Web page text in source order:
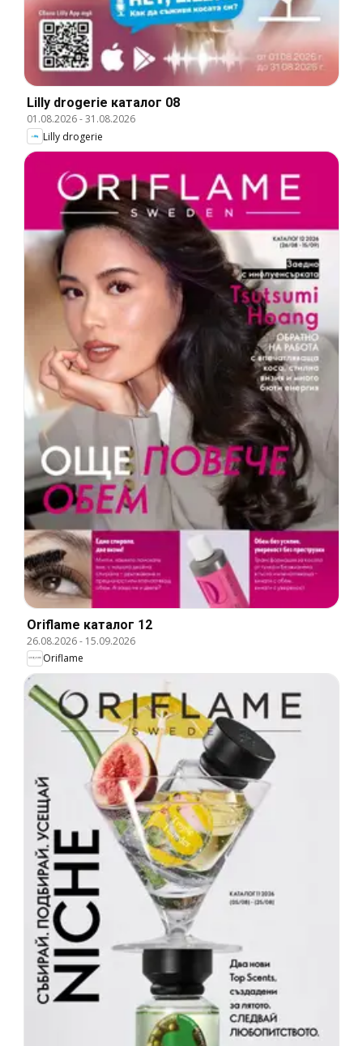
Lilly drogerie каталог 08
01.08.2026-31.08.2026
Lilly drogerie
Oriflame каталог 12
26.08.2026- 15.09.2026
Oriflame